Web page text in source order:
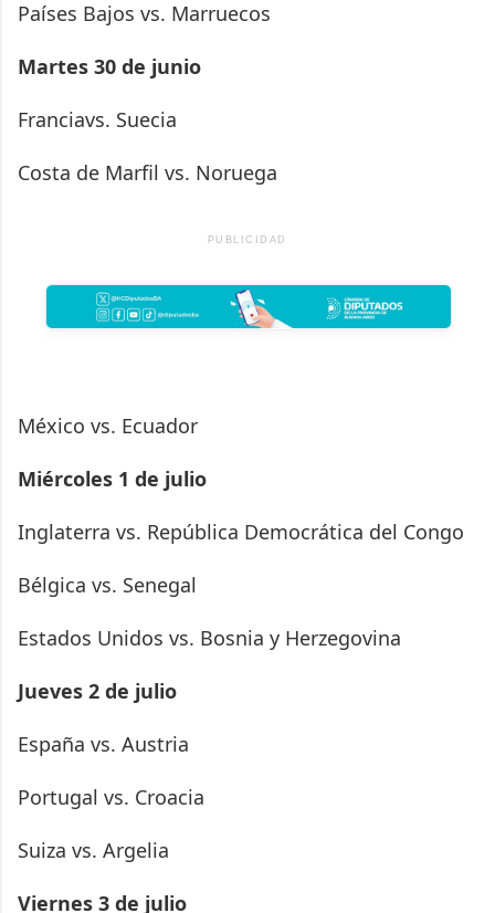
Países Bajos vs. Marruecos
Martes 30 de junio
Franciavs. Suecia
Costa de Marfil vs. Noruega
PUBLICIDAD
México vs. Ecuador
Miércoles 1 de julio
Inglaterra vs. República Democrática del Congo
Bélgica vs. Senegal
Estados Unidos vs. Bosnia y Herzegovina
Jueves 2 de julio
España vs. Austria
Portugal vs. Croacia
Suiza vs. Argelia
Viernes 3 de julio